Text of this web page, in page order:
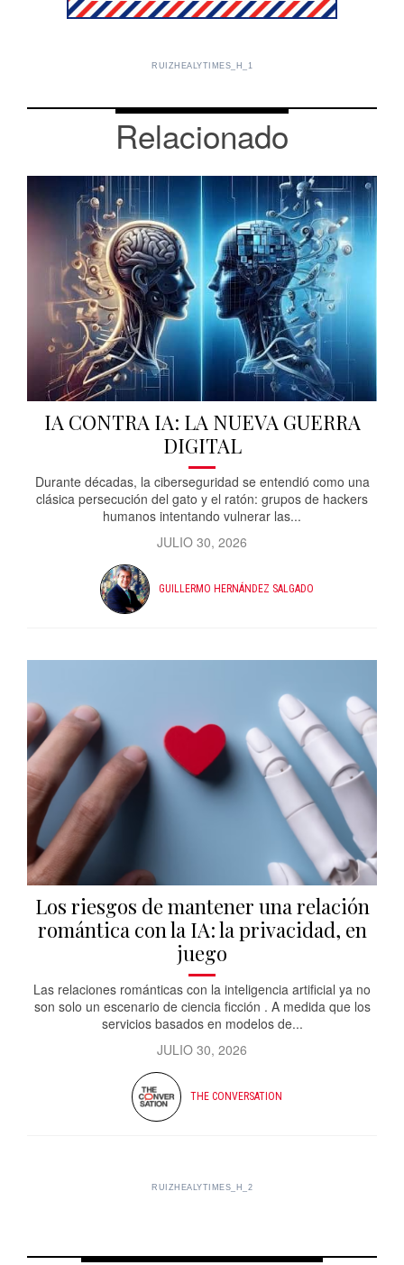
RUIZHEALYTIMES_H_1
Relacionado
IA CONTRA IA: LA NUEVA GUERRA
DIGITAL
Durante décadas, la ciberseguridad se entendió como una
clásica persecución del gato y el ratón: grupos de hackers
humanos intentando vulnerar las...
JULIO 30, 2026
GUILLERMO HERNÁNDEZ SALGADO
Los riesgos de mantener una relación
romántica con la IA: la privacidad, en
juego
Las relaciones románticas con la inteligencia artificial ya no
son solo un escenario de ciencia ficción . A medida que los
servicios basados ​​en modelos de...
JULIO 30, 2026
THE CONVERSATION
RUIZHEALYTIMES_H_2